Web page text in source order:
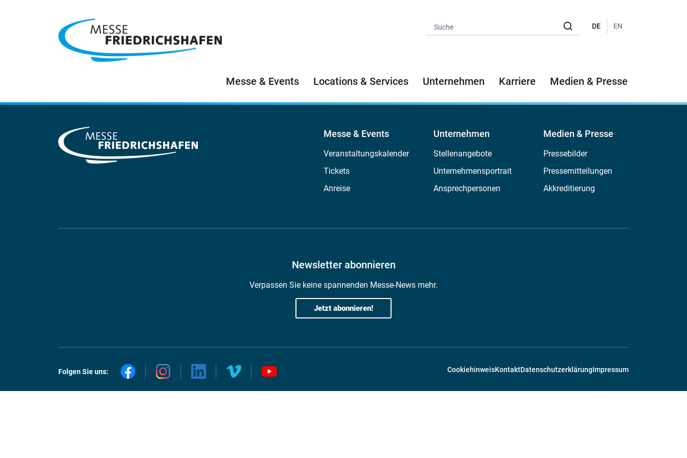
DE EN
Messe & Events Locations & Services Unternehmen Karriere Medien & Presse
Messe & Events
Veranstaltungskalender
Tickets
Anreise
Unternehmen
Stellenangebote
Unternehmensportrait
Ansprechpersonen
Medien & Presse
Pressebilder
Pressemitteilungen
Akkreditierung
Newsletter abonnieren
Verpassen Sie keine spannenden Messe-News mehr.
Jetzt abonnieren!
Folgen Sie uns: CookiehinweisKontaktDatenschutzerklärungImpressum